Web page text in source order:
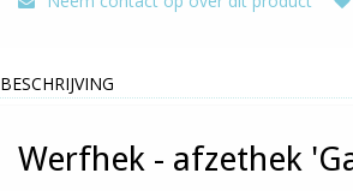
BESCHRIJVING
Werfhek - afzethek